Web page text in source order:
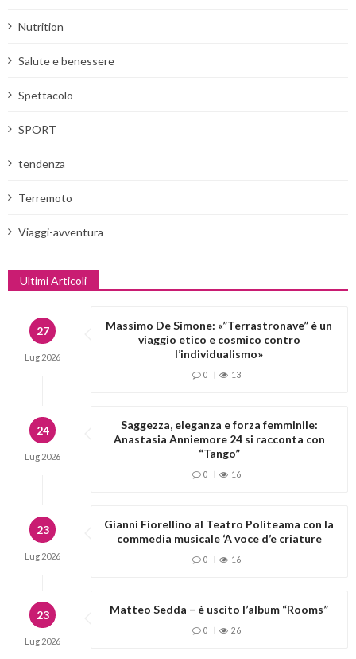
Nutrition
Salute e benessere
Spettacolo
SPORT
tendenza
Terremoto
Viaggi-avventura
Ultimi Articoli
27
Lug 2026
Massimo De Simone: «”Terrastronave” è un
viaggio etico e cosmico contro
l’individualismo»
0 13
24
Lug 2026
Saggezza, eleganza e forza femminile:
Anastasia Anniemore 24 si racconta con
“Tango”
0 16
23
Lug 2026
Gianni Fiorellino al Teatro Politeama con la
commedia musicale ‘A voce d’e criature
0 16
23
Lug 2026
Matteo Sedda – è uscito l’album “Rooms”
0 26